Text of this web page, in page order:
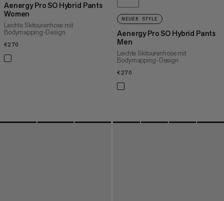
Aenergy Pro SO Hybrid Pants
Women
Leichte Skitourenhose mit
Bodymapping-Design
€270
NEUER STYLE
Aenergy Pro SO Hybrid Pants
Men
Leichte Skitourenhose mit
Bodymapping-Design
€270